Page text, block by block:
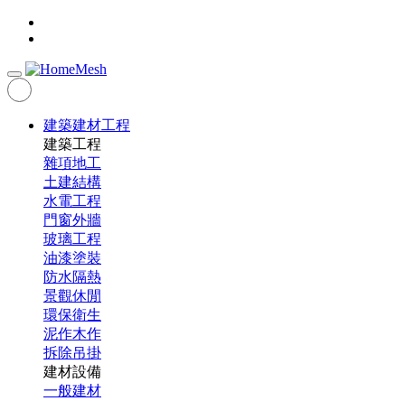
建築建材工程
建築工程
雜項地工
土建結構
水電工程
門窗外牆
玻璃工程
油漆塗裝
防水隔熱
景觀休閒
環保衛生
泥作木作
拆除吊掛
建材設備
一般建材